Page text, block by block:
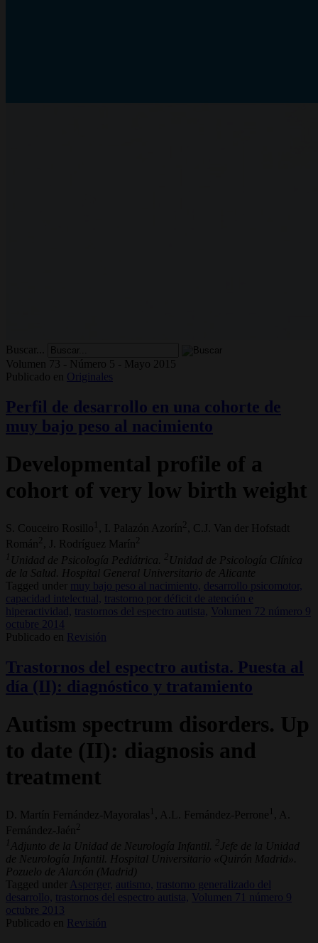
Buscar...
Volumen 73 - Número 5 - Mayo 2015
Publicado en
Originales
Perfil de desarrollo en una cohorte de
muy bajo peso al nacimiento
Developmental profile of a
cohort of very low birth weight
S. Couceiro Rosillo 1 , I. Palazón Azorín
, C.J. Van der Hofstadt
Román
, J. Rodríguez Marín
1 Unidad de Psicología Pediátrica. 2 Unidad de Psicología Clínica
de la Salud. Hospital General Universitario de Alicante
Tagged under
muy bajo peso al nacimiento, desarrollo psicomotor,
capacidad intelectual,
trastorno por déficit de atención e
hiperactividad, trastornos del espectro autista,
Volumen 72 número 9
octubre 2014
Publicado en
Revisión
Trastornos del espectro autista. Puesta al
día (II): diagnóstico y tratamiento
Autism spectrum disorders. Up
to date (II): diagnosis and
treatment
D. Martín Fernández-Mayoralas 1 , A.L. Fernández-Perrone 1
, A.
Fernández-Jaén
1 Adjunto de la Unidad de Neurología Infantil. 2 Jefe de la Unidad
de Neurología Infantil. Hospital Universitario «Quirón Madrid».
Pozuelo de Alarcón (Madrid)
Tagged under
Asperger, autismo, trastorno generalizado del
desarrollo, trastornos del espectro autista, Volumen 71 número 9
octubre 2013
Publicado en Revisión